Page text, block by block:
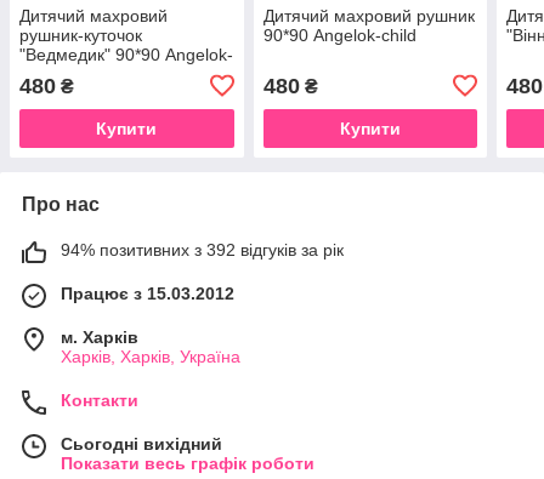
Дитячий махровий
рушник-куточок
"Ведмедик" 90*90 Angelok-
480 ₴
Купити
Дитячий махровий рушник
90*90 Angelok-child
480₴
Купити
480
Про нас
94% позитивних з 392 відгуків за рік
Працює з 15.03.2012
м. Харків
Харків, Харків, Україна
Контакти
Сьогодні вихідний
Показати весь графік роботи